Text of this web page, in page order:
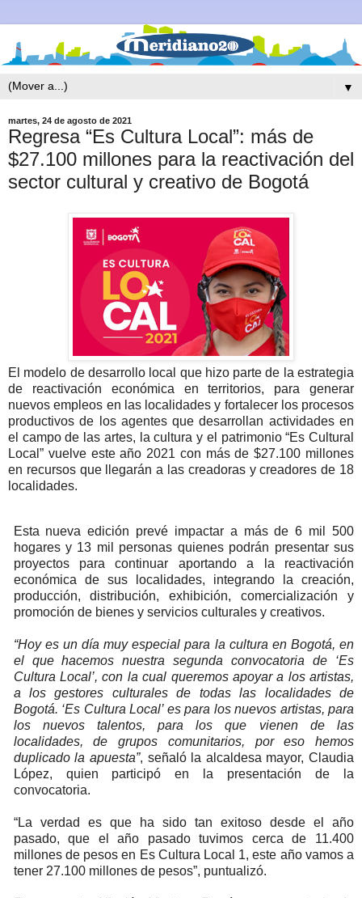
▼
martes, 24 de agosto de 2021
Regresa “Es Cultura Local”: más de
$27.100 millones para la reactivación del
sector cultural y creativo de Bogotá
El modelo de desarrollo local que hizo parte de la estrategia
de reactivación económica en territorios, para generar
nuevos empleos en las localidades y fortalecer los procesos
productivos de los agentes que desarrollan actividades en
el campo de las artes, la cultura y el patrimonio “Es Cultural
Local” vuelve este año 2021 con más de $27.100 millones
en recursos que llegarán a las creadoras y creadores de 18
localidades.
Esta nueva edición prevé impactar a más de 6 mil 500
hogares y 13 mil personas quienes podrán presentar sus
proyectos para continuar aportando a la reactivación
económica de sus localidades, integrando la creación,
producción, distribución, exhibición, comercialización y
promoción de bienes y servicios culturales y creativos.
“Hoy es un día muy especial para la cultura en Bogotá, en
el que hacemos nuestra segunda convocatoria de ‘Es
Cultura Local’, con la cual queremos apoyar a los artistas,
a los gestores culturales de todas las localidades de
Bogotá. ‘Es Cultura Local’ es para los nuevos artistas, para
los nuevos talentos, para los que vienen de las
localidades, de grupos comunitarios, por eso hemos
duplicado la apuesta”, señaló la alcaldesa mayor, Claudia
López, quien participó en la presentación de la
convocatoria.
“La verdad es que ha sido tan exitoso desde el año
pasado, que el año pasado tuvimos cerca de 11.400
millones de pesos en Es Cultura Local 1, este año vamos a
tener 27.100 millones de pesos”, puntualizó.